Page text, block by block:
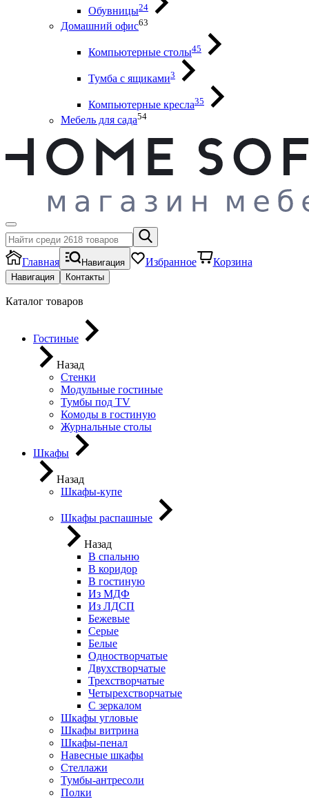
Обувницы24
Домашний офис63
Компьютерные столы45
Тумба с ящиками3
Компьютерные кресла35
Мебель для сада54
Главная Навигация Избранное Корзина
Навигация Контакты
Каталог товаров
Гостиные
Назад
Стенки
Модульные гостиные
Тумбы под ТV
Комоды в гостиную
Журнальные столы
Шкафы
Назад
Шкафы-купе
Шкафы распашные
Назад
В спальню
В коридор
В гостиную
Из МДФ
Из ЛДСП
Бежевые
Серые
Белые
Одностворчатые
Двухстворчатые
Трехстворчатые
Четырехстворчатые
С зеркалом
Шкафы угловые
Шкафы витрина
Шкафы-пенал
Навесные шкафы
Стеллажи
Тумбы-антресоли
Полки